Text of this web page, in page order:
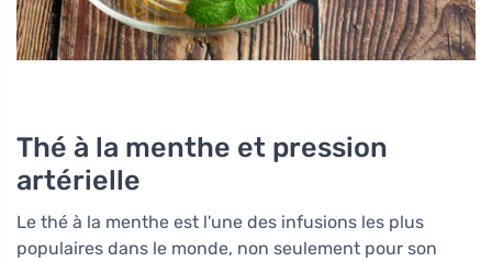
Thé à la menthe et pression
artérielle
Le thé à la menthe est l'une des infusions les plus
populaires dans le monde, non seulement pour son